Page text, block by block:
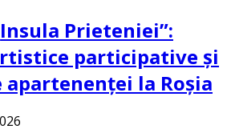
Prieteniei”:
participative și
la Roșia